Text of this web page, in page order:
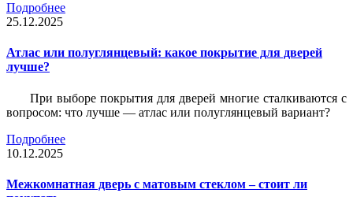
Подробнее
25.12.2025
Атлас или полуглянцевый: какое покрытие для дверей
лучше?
При выборе покрытия для дверей многие сталкиваются с
вопросом: что лучше — атлас или полуглянцевый вариант?
Подробнее
10.12.2025
Межкомнатная дверь с матовым стеклом – стоит ли